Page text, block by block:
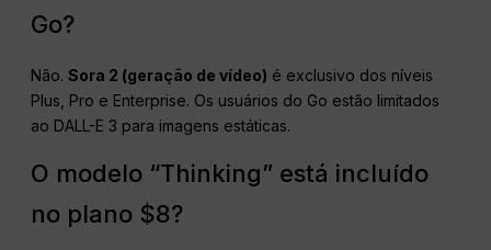
Go?
Não.Sora 2 (geração de vídeo) é exclusivo dos níveis
Plus, Pro e Enterprise. Os usuários do Go estão limitados
ao DALL-E 3 para imagens estáticas.
O modelo “Thinking” está incluído
no plano $8?